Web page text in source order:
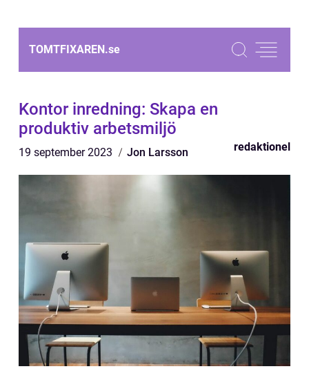
TOMTFIXAREN.se
Kontor inredning: Skapa en
produktiv arbetsmiljö
19 september 2023 Jon Larsson redaktionel